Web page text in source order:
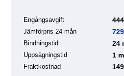
Engångsavgift
Jämförpris 24 mån
Bindningstid 24
Uppsägningstid 1
Fraktkostnad